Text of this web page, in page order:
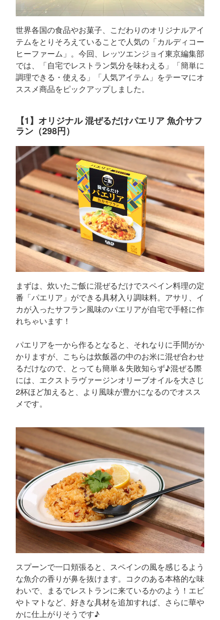
世界各国の食品やお菓子、こだわりのオリジナルアイ
テムをとりそろえていることで人気の「カルディコー
ヒーファーム」。今回、レッツエンジョイ東京編集部
では、「自宅でレストラン気分を味わえる」「簡単に
調理できる・使える」「人気アイテム」をテーマにオ
ススメ商品をピックアップしました。
【1】オリジナル 混ぜるだけパエリア 魚介サフ
ラン（298円）
まずは、炊いたご飯に混ぜるだけでスペイン料理の定
番「パエリア」ができる具材入り調味料。アサリ、イ
カが入ったサフラン風味のパエリアが自宅で手軽に作
れちゃいます！
パエリアを一から作るとなると、それなりに手間がか
かりますが、こちらは炊飯器の中のお米に混ぜ合わせ
るだけなので、とっても簡単＆失敗知らず♪混ぜる際
には、エクストラヴァージンオリーブオイルを大さじ
2杯ほど加えると、より風味が豊かになるのでオスス
メです。
スプーンで一口頬張ると、スペインの風を感じるよう
な魚介の香りが鼻を抜けます。コクのある本格的な味
わいで、まるでレストランに来ているかのよう！エビ
やトマトなど、好きな具材を追加すれば、さらに華や
かに仕上がりそうです♪